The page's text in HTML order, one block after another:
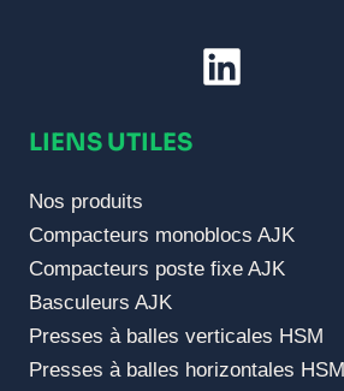
LIENS UTILES
Nos produits
Compacteurs monoblocs AJK
Compacteurs poste fixe AJK
Basculeurs AJK
Presses à balles verticales HSM
Presses à balles horizontales HSM